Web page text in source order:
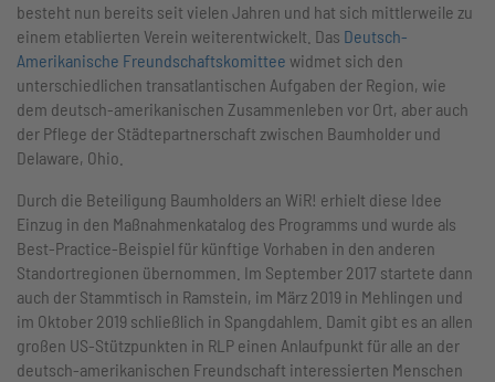
besteht nun bereits seit vielen Jahren und hat sich mittlerweile zu
einem etablierten Verein weiterentwickelt. Das Deutsch-
Amerikanische Freundschaftskomittee widmet sich den
unterschiedlichen transatlantischen Aufgaben der Region, wie
dem deutsch-amerikanischen Zusammenleben vor Ort, aber auch
der Pflege der Städtepartnerschaft zwischen Baumholder und
Delaware, Ohio.
Durch die Beteiligung Baumholders an WiR! erhielt diese Idee
Einzug in den Maßnahmenkatalog des Programms und wurde als
Best-Practice-Beispiel für künftige Vorhaben in den anderen
Standortregionen übernommen. Im September 2017 startete dann
auch der Stammtisch in Ramstein, im März 2019 in Mehlingen und
im Oktober 2019 schließlich in Spangdahlem. Damit gibt es an allen
großen US-Stützpunkten in RLP einen Anlaufpunkt für alle an der
deutsch-amerikanischen Freundschaft interessierten Menschen